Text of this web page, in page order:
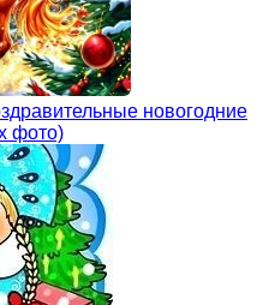
новогодние
фото)